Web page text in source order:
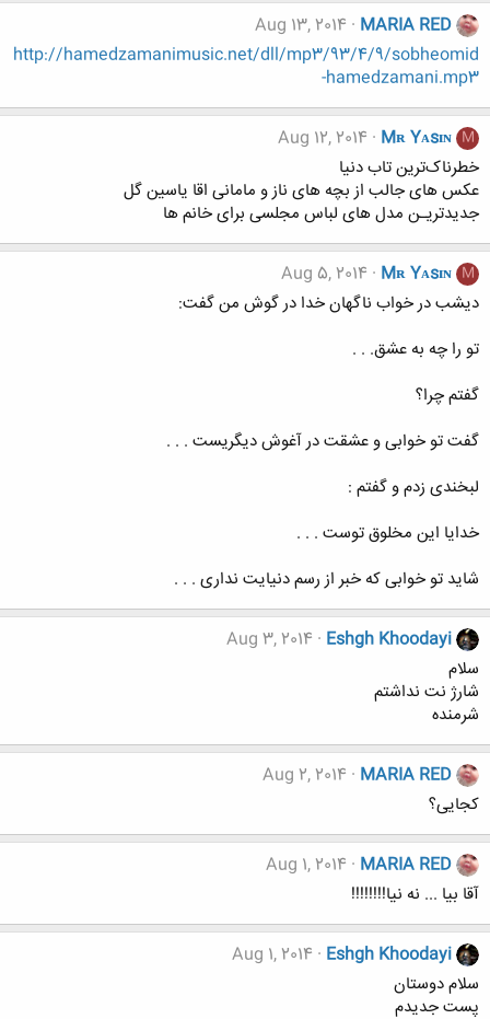
MARIA RED
Aug 13, 2014
http://hamedzamanimusic.net/dll/mp3/93/4/9/sobheomid
-hamedzamani.mp3
M
Mʀ Yᴀsɪɴ
Aug 12, 2014
خطرناک‌ترین تاب دنیا
عکس های جالب از بچه های ناز و مامانی اقا یاسین گل
جدیدتریـن مدل های لباس مجلسی برای خانم ها
M
Mʀ Yᴀsɪɴ
Aug 5, 2014
دیشب در خواب ناگهان خدا در گوش من گفت:
تو را چه به عشق. . .
گفتم چرا؟
گفت تو خوابی و عشقت در آغوش دیگریست . . .
لبخندی زدم و گفتم :
خدایا این مخلوق توست . . .
شاید تو خوابی که خبر از رسم دنیایت نداری . . .
Eshgh Khoodayi
Aug 3, 2014
سلام
شارژ نت نداشتم
شرمنده
MARIA RED
Aug 2, 2014
کجایی؟
MARIA RED
Aug 1, 2014
آقا بیا ... نه نیا!!!!!!!!
Eshgh Khoodayi
Aug 1, 2014
سلام دوستان
پست جدیدم